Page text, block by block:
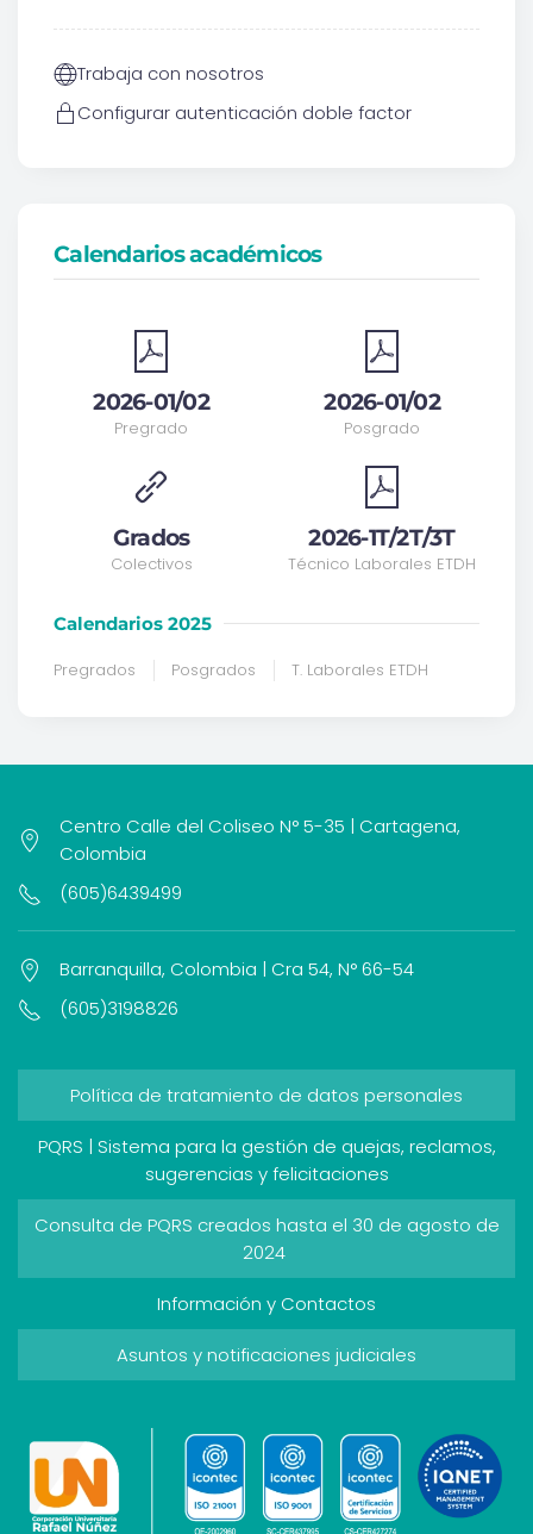
Trabaja con nosotros
Configurar autenticación doble factor
Calendarios académicos
2026-01/02
Pregrado
Grados
Colectivos
2026-01/02
Posgrado
2026-1T/2T/3T
Técnico Laborales ETDH
Calendarios 2025
Pregrados Posgrados T. Laborales ETDH
Centro Calle del Coliseo N° 5-35 | Cartagena,
Colombia
(605)6439499
Barranquilla, Colombia | Cra 54, N° 66-54
(605)3198826
Política de tratamiento de datos personales
PQRS | Sistema para la gestión de quejas, reclamos,
sugerencias y felicitaciones
Consulta de PQRS creados hasta el 30 de agosto de
2024
Información y Contactos
Asuntos y notificaciones judiciales